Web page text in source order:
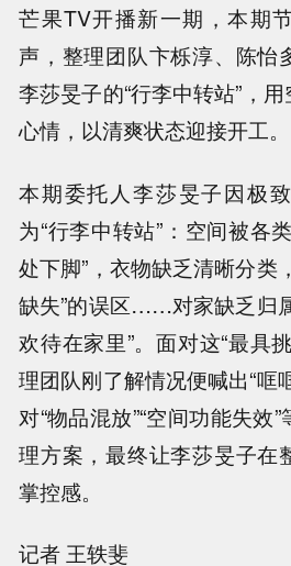
芒果TV开播新一期，本期
声，整理团队卞栎淳、陈怡
李莎旻子的“行李中转站”，
心情，以清爽状态迎接开工。
本期委托人李莎旻子因极
为“行李中转站”：空间被各
处下脚”，衣物缺乏清晰分类
缺失”的误区……对家缺乏归
欢待在家里”。面对这“最具
理团队刚了解情况便喊出“哐
对“物品混放”“空间功能失效
理方案，最终让李莎旻子在
掌控感。
记者 王轶斐